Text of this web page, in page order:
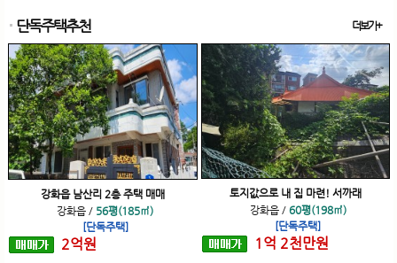
단독주택추천 더보기+
강화읍 남산리 2층 주택 매매
강화읍 / 56평(185㎡)
[단독주택]
2억원
토지값으로 내 집 마련! 서까래
강화읍/ 60평(198㎡)
[단독주택]
1 억 2천만원